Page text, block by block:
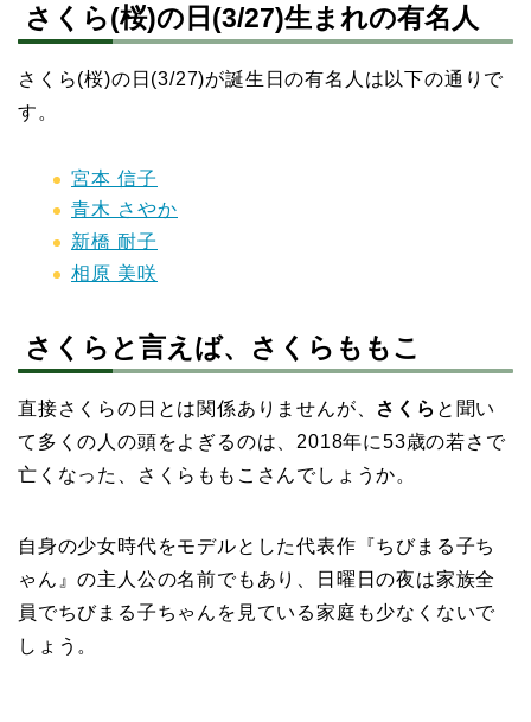
さくら(桜)の日(3/27)生まれの有名人
さくら(桜)の日(3/27)が誕生日の有名人は以下の通りで
す。
宮本 信子
青木 さやか
新橋 耐子
相原 美咲
さくらと言えば、さくらももこ
直接さくらの日とは関係ありませんが、 さくら と聞い
て多くの人の頭をよぎるのは、2018年に53歳の若さで
亡くなった、さくらももこさんでしょうか。
自身の少女時代をモデルとした代表作『ちびまる子ち
ゃん』の主人公の名前でもあり、日曜日の夜は家族全
員でちびまる子ちゃんを見ている家庭も少なくないで
しょう。